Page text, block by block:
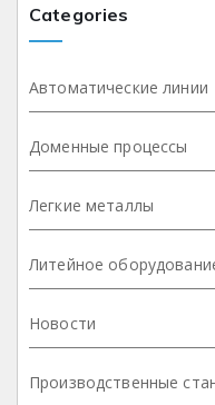
Categories
Автоматические линии
Доменные процессы
Легкие металлы
Литейное
Новости
Производственные